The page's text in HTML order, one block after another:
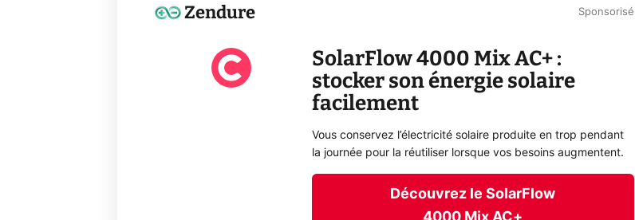
Zendure Sponsorisé
SolarFlow 4000 Mix AC+ :
stocker son énergie solaire
facilement
Vous conservez l’électricité solaire produite en trop pendant
la journée pour la réutiliser lorsque vos besoins augmentent.
Découvrez le SolarFlow